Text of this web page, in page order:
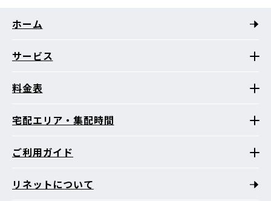
ホーム
サービス
料金表
宅配エリア・集配時間
ご利用ガイド
リネットについて